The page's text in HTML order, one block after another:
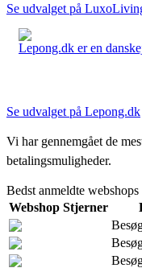
Se udvalget på
Lepong.dk er en
Se udvalget på Lepong.dk
Vi har gennemgået de
betalingsmuligheder.
Bedst anmeldte webshops
Webshop Stjerner